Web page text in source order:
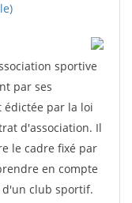
sportive
par ses
édictée par la loi
d'association. Il
le cadre fixé par
en compte
club sportif.